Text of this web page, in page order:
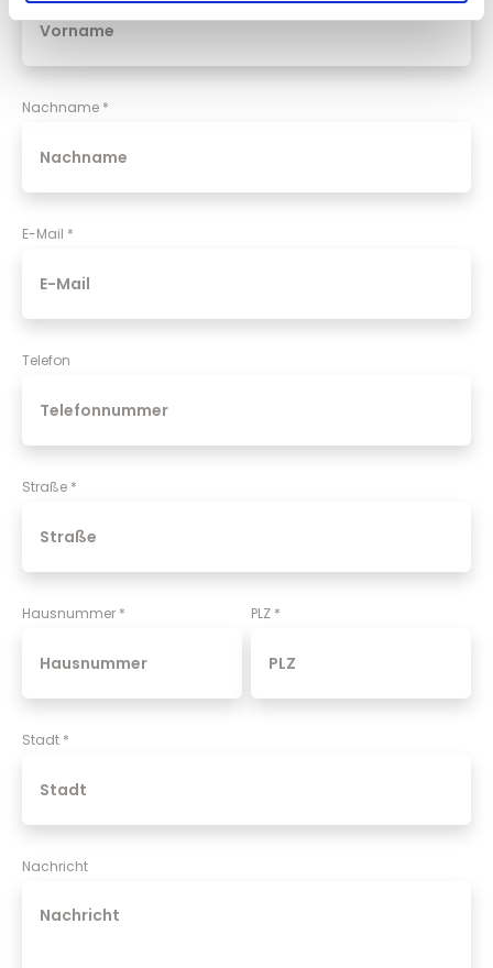
Nachname *
E-Mail *
Telefon
Straße *
Hausnummer * PLZ *
Stadt *
Nachricht